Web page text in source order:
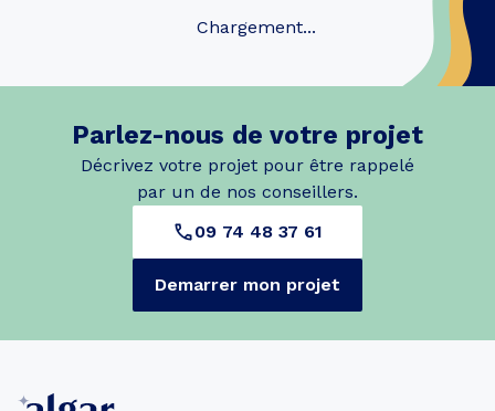
Chargement...
Parlez-nous de votre projet
Décrivez votre projet pour être rappelé
par un de nos conseillers.
09 74 48 37 61
Demarrer mon projet